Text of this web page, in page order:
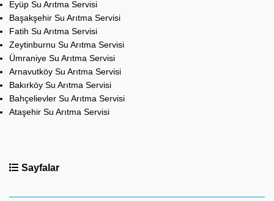
Eyüp Su Arıtma Servisi
Başakşehir Su Arıtma Servisi
Fatih Su Arıtma Servisi
Zeytinburnu Su Arıtma Servisi
Ümraniye Su Arıtma Servisi
Arnavutköy Su Arıtma Servisi
Bakırköy Su Arıtma Servisi
Bahçelievler Su Arıtma Servisi
Ataşehir Su Arıtma Servisi
Sayfalar